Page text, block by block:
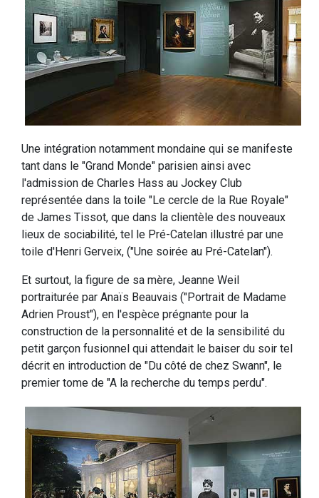
Une intégration notamment mondaine qui se manifeste
tant dans le "Grand Monde" parisien ainsi avec
l'admission de Charles Hass au Jockey Club
représentée dans la toile "Le cercle de la Rue Royale"
de James Tissot, que dans la clientèle des nouveaux
lieux de sociabilité, tel le Pré-Catelan illustré par une
toile d'Henri Gerveix, ("Une soirée au Pré-Catelan").
Et surtout, la figure de sa mère, Jeanne Weil
portraiturée par Anaïs Beauvais ("Portrait de Madame
Adrien Proust"), en l'espèce prégnante pour la
construction de la personnalité et de la sensibilité du
petit garçon fusionnel qui attendait le baiser du soir tel
décrit en introduction de "Du côté de chez Swann", le
premier tome de "A la recherche du temps perdu".